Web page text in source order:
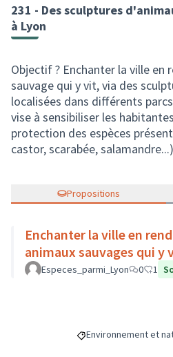
231 - Des sculptures
à Lyon
Objectif ? Enchanter la ville en
sauvage qui y vit, via des
localisées dans différents
vise à sensibiliser les
protection des espèces
castor, scarabée,
Propositions
Enchanter la ville en
animaux sauvages qui y
Especes_parmi_Lyon 0 1
Filtrer les résultats
Environnement et